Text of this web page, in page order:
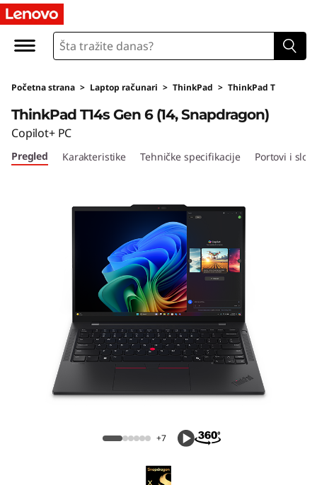
L
n
o
v
o
Početna strana > Laptop računari > ThinkPad > ThinkPad T
ThinkPad T14s Gen 6 (14, Snapdragon)
Copilot+ PC
Pregled Karakteristike Tehničke specifikacije Portovi i
+7